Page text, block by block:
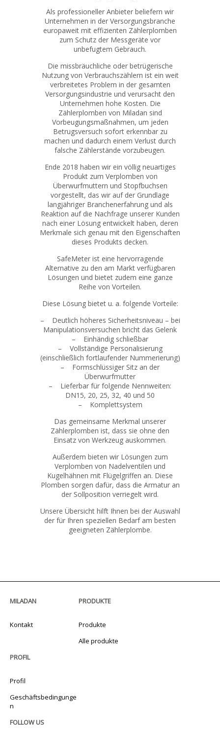
Als professioneller Anbieter beliefern wir
Unternehmen in der Versorgungsbranche
europaweit mit effizienten Zählerplomben
zum Schutz der Messgeräte vor
unbefugtem Gebrauch.
Die missbräuchliche oder betrügerische
Nutzung von Verbrauchszählern ist ein weit
verbreitetes Problem in der gesamten
Versorgungsindustrie und verursacht den
Unternehmen hohe Kosten. Die
Zählerplomben von Miladan sind
Vorbeugungsmaßnahmen, um jeden
Betrugsversuch sofort erkennbar zu
machen und dadurch einem Verlust durch
falsche Zählerstände vorzubeugen.
Ende 2018 haben wir ein völlig neuartiges
Produkt zum Verplomben von
Überwurfmuttern und Stopfbuchsen
vorgestellt, das wir auf der Grundlage
langjähriger Branchenerfahrung und als
Reaktion auf die Nachfrage unserer Kunden
nach einer Lösung entwickelt haben, deren
Merkmale sich genau mit den Eigenschaften
dieses Produkts decken.
SafeMeter ist eine hervorragende
Alternative zu den am Markt verfügbaren
Lösungen und bietet zudem eine ganze
Reihe von Vorteilen.
Diese Lösung bietet u. a. folgende Vorteile:
– Deutlich höheres Sicherheitsniveau – bei
Manipulationsversuchen bricht das Gelenk
– Einhändig schließbar
– Vollständige Personalisierung
(einschließlich fortlaufender Nummerierung)
– Formschlüssiger Sitz an der
Überwurfmutter
– Lieferbar für folgende Nennweiten:
DN15, 20, 25, 32, 40 und 50
– Komplettsystem
Das gemeinsame Merkmal unserer
Zählerplomben ist, dass sie ohne den
Einsatz von Werkzeug auskommen.
Außerdem bieten wir Lösungen zum
Verplomben von Nadelventilen und
Kugelhähnen mit Flügelgriffen an. Diese
Plomben sorgen dafür, dass die Armatur an
der Sollposition verriegelt wird.
Unsere Übersicht hilft Ihnen bei der Auswahl
der für Ihren speziellen Bedarf am besten
geeigneten Zählerplombe.
MILADAN
Kontakt
PRODUKTE
Produkte
Alle produkte
PROFIL
Profil
Geschäftsbedingunge
n
FOLLOW US